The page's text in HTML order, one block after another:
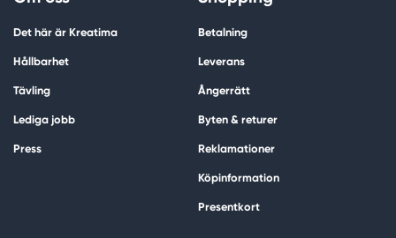
Det här är Kreatima
Hållbarhet
Tävling
Lediga jobb
Press
Betalning
Leverans
Ångerrätt
Byten & returer
Reklamationer
Köpinformation
Presentkort